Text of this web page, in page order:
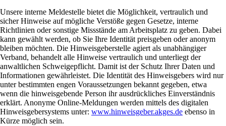
Unsere interne Meldestelle bietet die Möglichkeit, vertraulich und
sicher Hinweise auf mögliche Verstöße gegen Gesetze, interne
Richtlinien oder sonstige Missstände am Arbeitsplatz zu geben. Dabei
kann gewählt werden, ob Sie Ihre Identität preisgeben oder anonym
bleiben möchten. Die Hinweisgeberstelle agiert als unabhängiger
Verband, behandelt alle Hinweise vertraulich und unterliegt der
anwaltlichen Schweigepflicht. Damit ist der Schutz Ihrer Daten und
Informationen gewährleistet. Die Identität des Hinweisgebers wird nur
unter bestimmten engen Voraussetzungen bekannt gegeben, etwa
wenn die hinweisgebende Person ihr ausdrückliches Einverständnis
erklärt. Anonyme Online-Meldungen werden mittels des digitalen
Hinweisgebersystems unter: www.hinweisgeber.akges.de ebenso in
Kürze möglich sein.